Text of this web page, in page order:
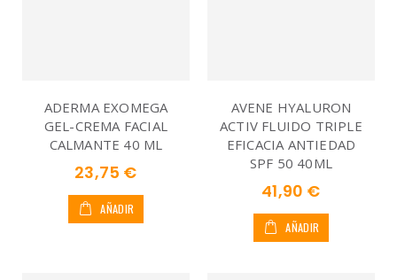
ADERMA EXOMEGA
GEL-CREMA FACIAL
CALMANTE 40 ML
23,75 €
AÑADIR
AVENE HYALURON
ACTIV FLUIDO TRIPLE
EFICACIA ANTIEDAD
SPF 50 40ML
41,90 €
AÑADIR